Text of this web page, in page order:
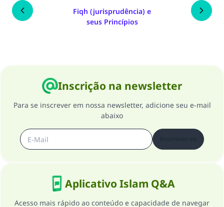
Fiqh (jurisprudência) e
seus Princípios
Inscrição na newsletter
Para se inscrever em nossa newsletter, adicione seu e-mail
abaixo
Aplicativo Islam Q&A
Acesso mais rápido ao conteúdo e capacidade de navegar